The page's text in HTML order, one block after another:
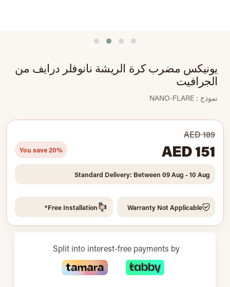
يونيكس مضرب كرة الريشة نانوفلر درايف من
الجرافيت
نموذج : NANO-FLARE
AED 189
AED 151
You save 20%
Standard Delivery: Between 09 Aug - 10 Aug
Warranty Not Applicable
Free Installation*
Split into interest-free payments by